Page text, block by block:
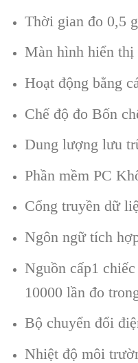
Thời gian đo 0,5
Màn hình hiển
Hoạt động bằng
Chế độ đo Bốn
Dung lượng lưu
Phần mềm PC
Cổng truyền dữ
Ngôn ngữ tích
Nguồn cấp1
10000 lần đo
Bộ chuyển đổi
Nhiệt độ môi